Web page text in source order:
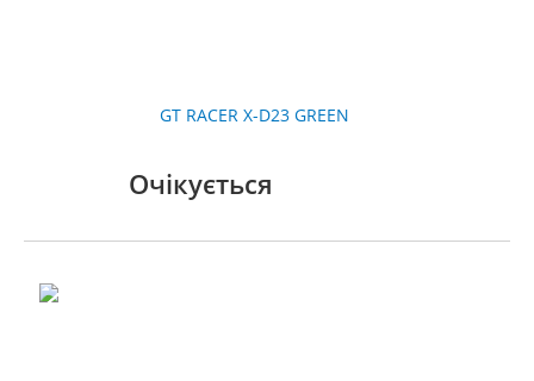
GT RACER X-D23 GREEN
Очікується